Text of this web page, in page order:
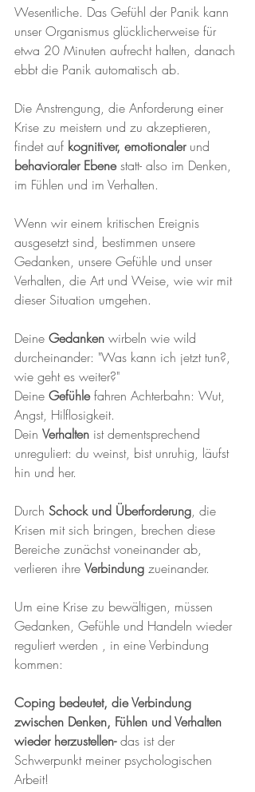
Wesentliche. Das Gefühl der Panik kann
unser Organismus glücklicherweise für
etwa 20 Minuten aufrecht halten, danach
ebbt die Panik automatisch ab.
Die Anstrengung, die Anforderung einer
Krise zu meistern und zu akzeptieren,
findet auf kognitiver, emotionaler und
behavioraler Ebene statt- also im Denken,
im Fühlen und im Verhalten.
Wenn wir einem kritischen Ereignis
ausgesetzt sind, bestimmen unsere
Gedanken, unsere Gefühle und unser
Verhalten, die Art und Weise, wie wir mit
dieser Situation umgehen.
Deine Gedanken wirbeln wie wild
durcheinander: "Was kann ich jetzt tun?,
wie geht es weiter?"
Deine Gefühle fahren Achterbahn: Wut,
Angst, Hilflosigkeit.
Dein Verhalten ist dementsprechend
unreguliert: du weinst, bist unruhig, läufst
hin und her.
Durch Schock und Überforderung, die
Krisen mit sich bringen, brechen diese
Bereiche zunächst voneinander ab,
verlieren ihre Verbindung zueinander.
Um eine Krise zu bewältigen, müssen
Gedanken, Gefühle und Handeln wieder
reguliert werden , in eine Verbindung
kommen:
Coping bedeutet, die Verbindung
zwischen Denken, Fühlen und Verhalten
wieder herzustellen- das ist der
Schwerpunkt meiner psychologischen
Arbeit!